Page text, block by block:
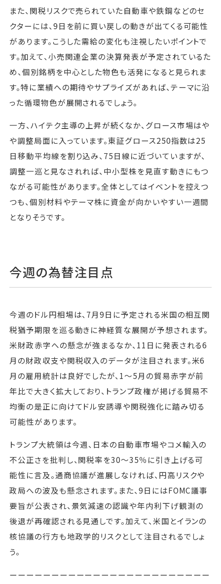
また、関税リスクで売られていた自動車や鉄鋼などのセ
クターには、9日を前に買い戻しの動きが出てくる可能性
があります。こうした需給の変化も注視したいポイントで
す。加えて、小売関連企業の決算発表が予定されているた
め、個別銘柄を中心とした物色も活発になると見られま
す。特に業績への期待やサプライズがあれば、テーマに沿
った循環物色が展開されるでしょう。
一方、ハイテク主導の上昇が続くなか、グロース市場はや
や調整局面に入っています。東証グロース250指数は25
日移動平均線を割り込み、75日線に近づいていますが、
調整一巡と見なされれば、中小型株を見直す動きにもつ
ながる可能性があります。全体としてはイベントを控えつ
つも、個別材料やテーマ株に資金が向かいやすい一週間
となりそうです。
今週の為替注目点
今週のドル円相場は、7月9日に予定される米国の相互関
税猶予期限を巡る動きに神経質な展開が予想されます。
米財政赤字への懸念が強まるなか、11日に発表される6
月の財政収支や関税収入のデータが注目されます。米6
月の雇用統計は良好でしたが、1〜5月の貿易赤字が前
年比で大きく拡大しており、トランプ政権が掲げる貿易不
均衡の是正に向けてドル安誘導や関税強化に踏み切る
可能性があります。
トランプ大統領は今週、日本の自動車市場やコメ輸入の
不公正さを批判し、関税率を30～35％に引き上げる可
能性に言及。通商協議が進展しなければ、円高リスクや
政局への波及も懸念されます。また、9日にはFOMC議事
要旨が公表され、景気減速の認識や年内利下げ観測の
後退が再確認される見通しです。加えて、米国とイランの
核協議の行方も地政学的リスクとして注目されるでしょ
う。
ーーーーーーーーーーーーーーーーーーーーーーーー